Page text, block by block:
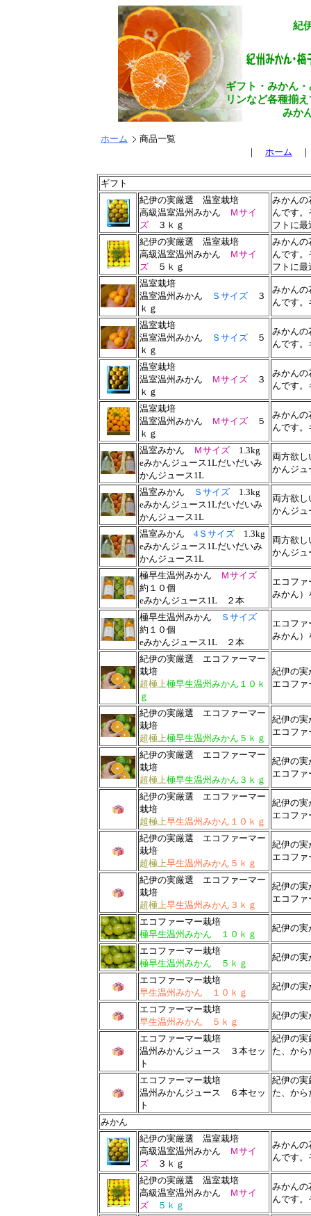
紀
ギフト・みかん
リンなど各種揃
みか
ホーム
商品一覧
｜ ホーム
ギフト
紀伊の実厳選 温室栽培
高級温室温州みかん
Ｍサイ
ズ
３ｋｇ
みかんの
んです
フトに最
紀伊の実厳選 温室栽培
高級温室温州みかん
Ｍサイ
ズ
５ｋｇ
みかんの
んです
フトに最
温室栽培
温室温州みかん
Ｓサイズ
３
ｋｇ
みかんの
んです。
温室栽培
温室温州みかん
Ｓサイズ
５
ｋｇ
みかんの
んです。
温室栽培
温室温州みかん
Ｍサイズ
３
ｋｇ
みかんの
んです。
温室栽培
温室温州みかん
Ｍサイズ
５
ｋｇ
みかんの
んです。
温室みかん Ｍサイズ
1.3kg
eみかんジュース1Lだいだいみ
かんジュース1L
両方欲し
かんジュ
温室みかん Ｓサイズ
1.3kg
eみかんジュース1Lだいだいみ
かんジュース1L
両方欲し
かんジュ
温室みかん 4Ｓサイズ
1.3kg
eみかんジュース1Lだいだいみ
かんジュース1L
両方欲し
かんジュ
極早生温州みかん
Ｍサイズ
約１０個
eみかんジュース1L ２本
エコフ
みかん）
極早生温州みかん
Ｓサイズ
約１０個
eみかんジュース1L ２本
エコフ
みかん）
紀伊の実厳選 エコファーマー
栽培
超極上極早生温州みかん１０ｋ
ｇ
紀伊の実
エコフ
紀伊の実厳選 エコファーマー
栽培
超極上極早生温州みかん５ｋｇ
紀伊の実
エコフ
紀伊の実厳選 エコファーマー
栽培
超極上極早生温州みかん３ｋｇ
紀伊の実
エコフ
紀伊の実厳選 エコファーマー
栽培
超極上早生温州みかん１０ｋｇ
紀伊の実
エコフ
紀伊の実厳選 エコファーマー
栽培
超極上早生温州みかん５ｋｇ
紀伊の実
エコフ
紀伊の実厳選 エコファーマー
栽培
超極上早生温州みかん３ｋｇ
紀伊の実
エコフ
エコファーマー栽培
極早生温州みかん １０ｋｇ
紀伊の実
エコファーマー栽培
極早生温州みかん ５ｋｇ
紀伊の実
エコファーマー栽培
早生温州みかん １０ｋｇ
紀伊の実
エコファーマー栽培
早生温州みかん ５ｋｇ
紀伊の実
エコファーマー栽培
温州みかんジュース ３本セッ
ト
紀伊の実
た、か
エコファーマー栽培
温州みかんジュース ６本セッ
ト
紀伊の実
た、か
みかん
紀伊の実厳選 温室栽培
高級温室温州みかん
Ｍサイ
ズ
３ｋｇ
みかんの
んです
紀伊の実厳選 温室栽培
高級温室温州みかん
Ｍサイ
ズ
５ｋｇ
みかんの
んです